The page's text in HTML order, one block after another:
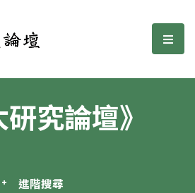
選
研究論壇》
進階搜尋